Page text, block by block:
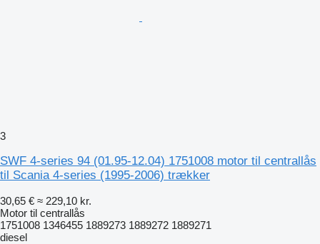
3
SWF 4-series 94 (01.95-12.04) 1751008 motor til centrallås
til Scania 4-series (1995-2006) trækker
30,65 € ≈ 229,10 kr.
Motor til centrallås
1751008 1346455 1889273 1889272 1889271
diesel